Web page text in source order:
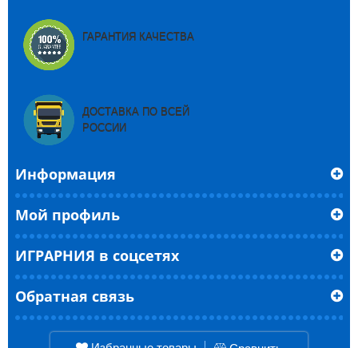
ГАРАНТИЯ КАЧЕСТВА
ДОСТАВКА ПО ВСЕЙ
РОССИИ
Информация
Мой профиль
ИГРАРНИЯ в соцсетях
Обратная связь